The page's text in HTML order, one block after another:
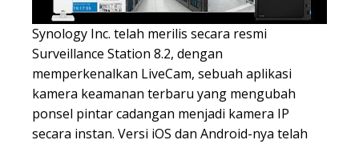
Synology Inc. telah merilis secara resmi
Surveillance Station 8.2, dengan
memperkenalkan LiveCam, sebuah aplikasi
kamera keamanan terbaru yang mengubah
ponsel pintar cadangan menjadi kamera IP
secara instan. Versi iOS dan Android-nya telah